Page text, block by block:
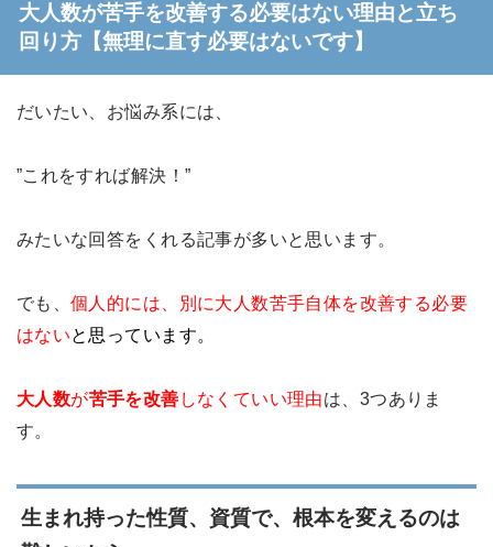
大人数が苦手を改善する必要はない理由と立ち
回り方【無理に直す必要はないです】
だいたい、お悩み系には、
”これをすれば解決！”
みたいな回答をくれる記事が多いと思います。
でも、個人的には、別に大人数苦手自体を改善する必要
はないと思っています。
大人数が苦手を改善 しなくていい理由は、3つありま
す。
生まれ持った性質、資質で、根本を変えるのは